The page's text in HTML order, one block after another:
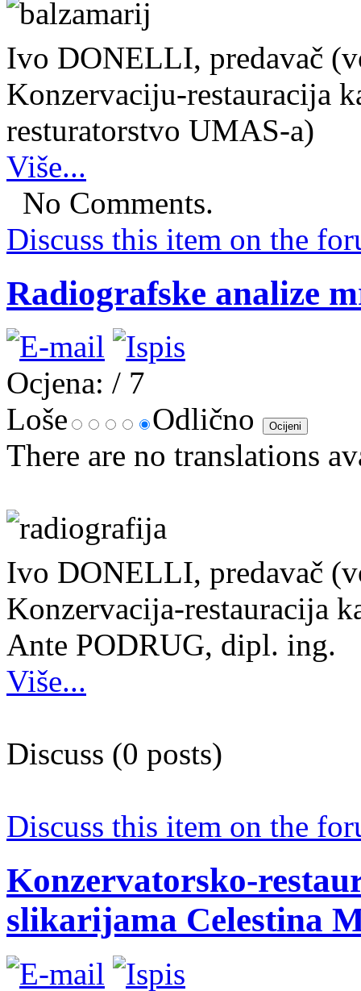
Ivo DONELLI, predavač
Konzervaciju-restauracija
resturatorstvo UMAS-a)
Više...
No Comments.
Discuss this item on the
Radiografske analize
Ocjena: / 7
Loše
Odlično
There are no translations
Ivo DONELLI, predavač
Konzervacija-restauracija
Ante PODRUG, dipl. ing.
Više...
Discuss (0 posts)
Discuss this item on the
Konzervatorsko-
slikarijama Celestina